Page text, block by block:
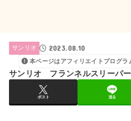
サンリオ 2023.08.10
本ページはアフィリエイトプログラ
サンリオ フランネルスリーパ
ポスト 送る